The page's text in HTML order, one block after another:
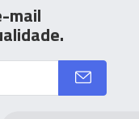
mail